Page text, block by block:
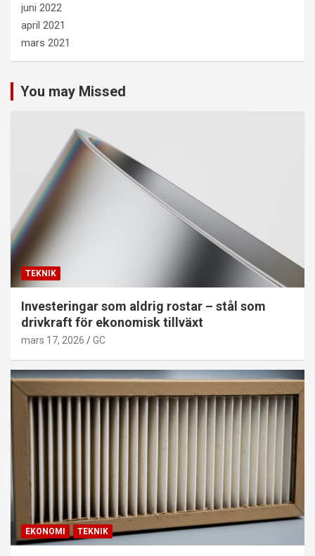
juni 2022
april 2021
mars 2021
You may Missed
TEKNIK
Investeringar som aldrig rostar – stål som
drivkraft för ekonomisk tillväxt
mars 17, 2026 GC
EKONOMI TEKNIK